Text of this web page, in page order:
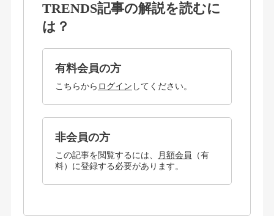
TRENDS記事の解説を読むに
は？
有料会員の方
こちらから ログイン してください。
非会員の方
この記事を閲覧するには、 月額会員
（有
料）に登録する必要があります。